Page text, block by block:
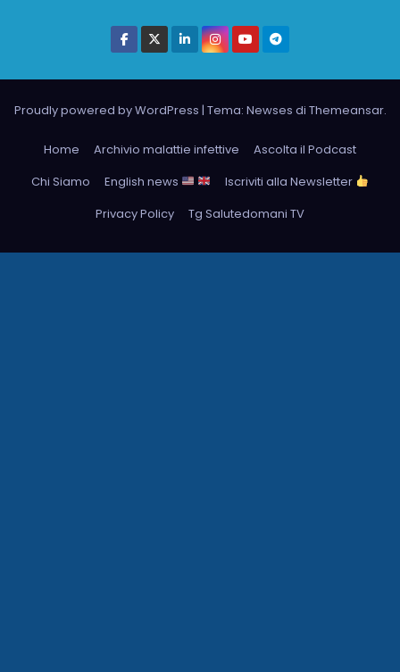
Proudly powered by WordPress | Tema: Newses di Themeansar.
Home Archivio malattie infettive
Ascolta il Podcast
Chi Siamo
English news
Iscriviti alla Newsletter
Privacy Policy
Tg Salutedomani TV